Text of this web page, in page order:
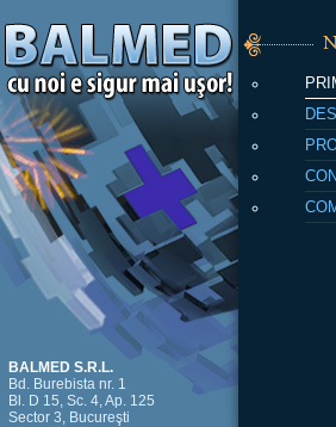
BALMED S.R.L.
Bd. Burebista nr. 1
Bl. D 15, Sc. 4, Ap. 125
Sector 3, Bucureşti